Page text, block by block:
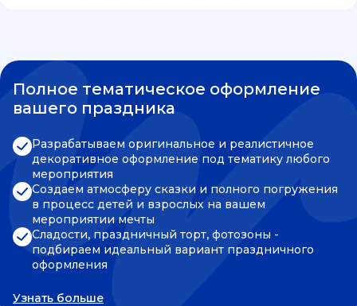
Полное тематическое оформление
вашего праздника
Разрабатываем оригинальное и реалистичное
декоративное оформление под тематику любого
мероприятия
Создаем атмосферу сказки и полного погружения
в процесс детей и взрослых на вашем
мероприятии мечты
Сладости, праздничный торт, фотозоны -
подбираем идеальный вариант праздничного
оформления
Узнать больше